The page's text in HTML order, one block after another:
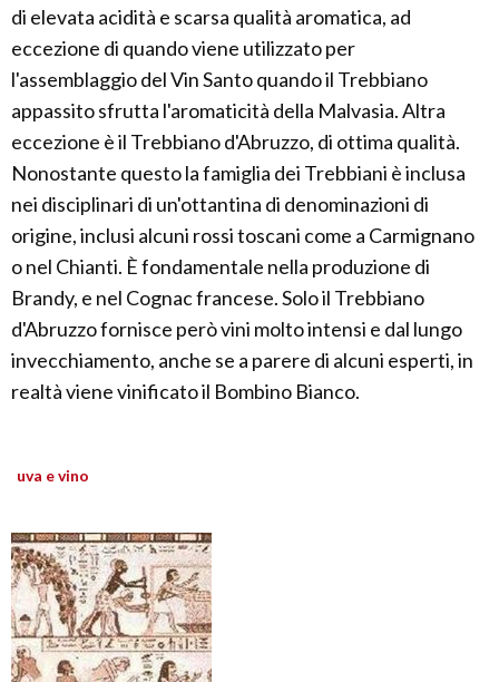
di elevata acidità e scarsa qualità aromatica, ad
eccezione di quando viene utilizzato per
l'assemblaggio del Vin Santo quando il Trebbiano
appassito sfrutta l'aromaticità della Malvasia. Altra
eccezione è il Trebbiano d'Abruzzo, di ottima qualità.
Nonostante questo la famiglia dei Trebbiani è inclusa
nei disciplinari di un'ottantina di denominazioni di
origine, inclusi alcuni rossi toscani come a Carmignano
o nel Chianti. È fondamentale nella produzione di
Brandy, e nel Cognac francese. Solo il Trebbiano
d'Abruzzo fornisce però vini molto intensi e dal lungo
invecchiamento, anche se a parere di alcuni esperti, in
realtà viene vinificato il Bombino Bianco.
uva e vino